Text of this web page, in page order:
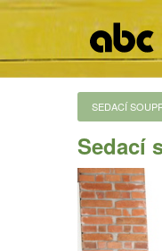
SEDACÍ
Sedací